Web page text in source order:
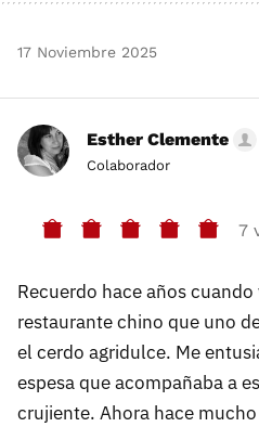
17 Noviembre 2025
Esther Clemente
Colaborador
7
Recuerdo hace años
restaurante chino que uno
el cerdo agridulce. Me
espesa que acompañaba a
crujiente. Ahora hace